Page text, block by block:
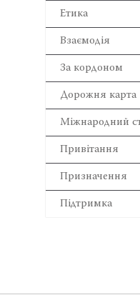
Етика
Взаємодія
За кордоном
Дорожня карта
Міжнародний
Привітання
Призначення
Підтримка